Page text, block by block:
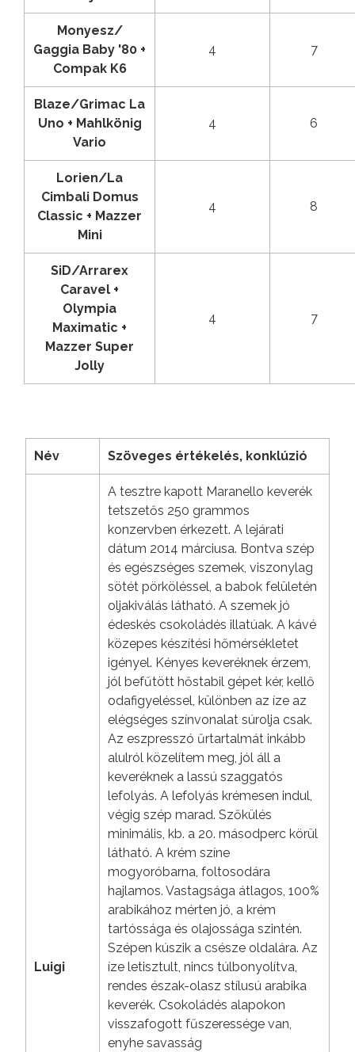
Monyesz/
Gaggia Baby '80 +
Compak K6
4 7
Blaze/Grimac La
Uno + Mahlkönig
Vario
4 6
Lorien/La
Cimbali Domus
Classic + Mazzer
Mini
4 8
SiD/Arrarex
Caravel +
Olympia
Maximatic +
Mazzer Super
Jolly
4 7
Név Szöveges értékelés, konklúzió
Luigi
A tesztre kapott Maranello keverék
tetszetős 250 grammos
konzervben érkezett. A lejárati
dátum 2014 márciusa. Bontva szép
és egészséges szemek, viszonylag
sötét pörköléssel, a babok felületén
oljakiválás látható. A szemek jó
édeskés csokoládés illatúak. A kávé
közepes készítési hőmérsékletet
igényel. Kényes keveréknek érzem,
jól befűtött hőstabil gépet kér, kellő
odafigyeléssel, különben az íze az
elégséges színvonalat súrolja csak.
Az eszpresszó űrtartalmát inkább
alulról közelítem meg, jól áll a
keveréknek a lassú szaggatós
lefolyás. A lefolyás krémesen indul,
végig szép marad. Szőkülés
minimális, kb. a 20. másodperc körül
látható. A krém színe
mogyoróbarna, foltosodára
hajlamos. Vastagsága átlagos, 100%
arabikához mérten jó, a krém
tartóssága és olajossága szintén.
Szépen kúszik a csésze oldalára. Az
íze letisztult, nincs túlbonyolítva,
rendes észak-olasz stílusú arabika
keverék. Csokoládés alapokon
visszafogott fűszeressége van,
enyhe savasság